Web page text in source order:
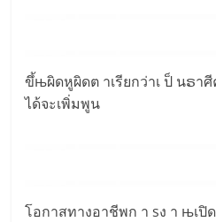
ขึ้њผิดหูผิดต าเรียกว่าเ ป็ นຣา
ได้จะเพิ่มพูน
โอกาสทางอาชีพก า sง า њเปิ